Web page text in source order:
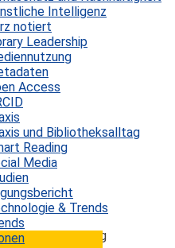
Intelligenz
notiert
Leadership
Access
und Bibliotheksalltag
Reading
Media
& Trends
die Nutzung von
Tablet-
nochmals
Versicherungs-
ersten Ausgabe
Index" nun
Bürger schon
sind. Das
ein Großteil der
werden.
diesem Bericht:
haben
einen einzigen Tag